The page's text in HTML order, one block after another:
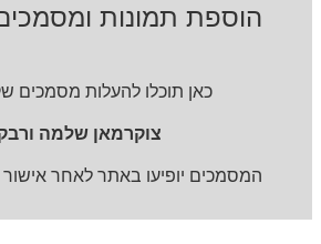
הוספת תמונות ומסמכים
כאן תוכלו להעלות מסמכים
צוקרמאן שלמה
המסמכים יופיעו באתר לאחר